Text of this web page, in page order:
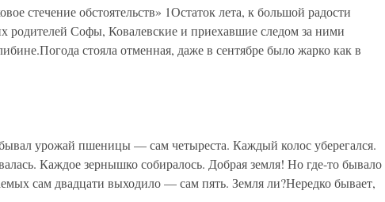
стечение обстоятельств» 1Остаток лета, к большой радости
родителей Софы, Ковалевские и приехавшие следом за ними
стояла отменная, даже в сентябре было жарко как в
урожай пшеницы — сам четыреста. Каждый колос уберегался.
Каждое зернышко собиралось. Добрая земля! Но где-то бывало
сам двадцати выходило — сам пять. Земля ли?Нередко бывает,